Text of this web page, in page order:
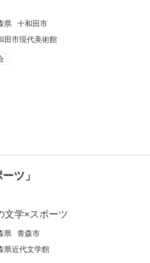
県
十和田市
田市現代美術館
ツ」
文学×スポーツ
県
青森市
県近代文学館